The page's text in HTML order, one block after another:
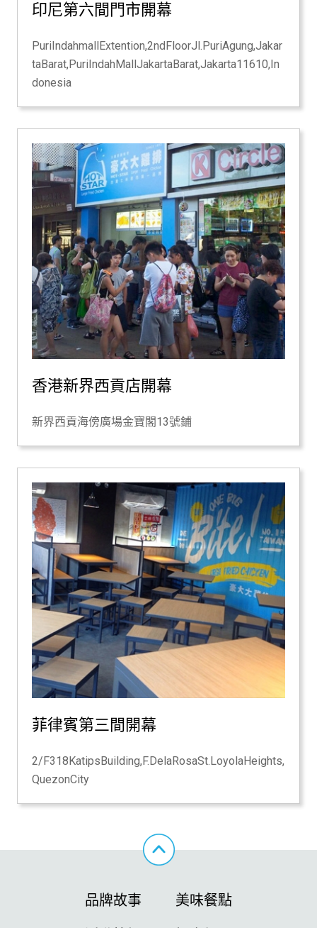
印尼第六間門市開幕
PuriIndahmallExtention,2ndFloorJl.PuriAgung,Jakar
taBarat,PuriIndahMallJakartaBarat,Jakarta11610,In
donesia
香港新界西貢店開幕
新界西貢海傍廣場金寶閣13號鋪
菲律賓第三間開幕
2/F318KatipsBuilding,F.DelaRosaSt.LoyolaHeights,
QuezonCity
品牌故事 美味餐點